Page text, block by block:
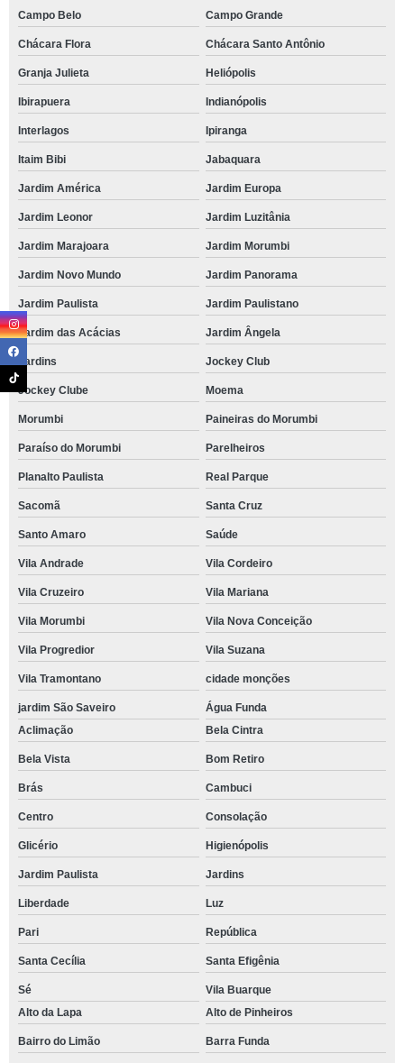
Campo Belo Campo Grande
Chácara Flora Chácara Santo Antônio
Granja Julieta Heliópolis
Ibirapuera Indianópolis
Interlagos Ipiranga
Itaim Bibi Jabaquara
Jardim América Jardim Europa
Jardim Leonor Jardim Luzitânia
Jardim Marajoara Jardim Morumbi
Jardim Novo Mundo Jardim Panorama
Jardim Paulista Jardim Paulistano
Jardim das Acácias Jardim Ângela
Jardins Jockey Club
Jockey Clube Moema
Morumbi Paineiras do Morumbi
Paraíso do Morumbi Parelheiros
Planalto Paulista Real Parque
Sacomã Santa Cruz
Santo Amaro Saúde
Vila Andrade Vila Cordeiro
Vila Cruzeiro Vila Mariana
Vila Morumbi Vila Nova Conceição
Vila Progredior Vila Suzana
Vila Tramontano cidade monções
jardim São Saveiro
Água Funda
Aclimação
Bela Cintra
Bela Vista Bom Retiro
Brás Cambuci
Centro Consolação
Glicério Higienópolis
Jardim Paulista Jardins
Liberdade Luz
Pari República
Santa Cecília Santa Efigênia
Sé
Vila Buarque
Alto da Lapa
Alto de Pinheiros
Bairro do Limão Barra Funda